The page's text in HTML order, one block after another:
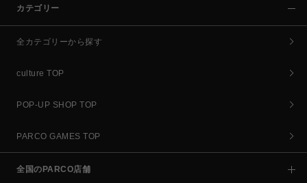
カテゴリー
全カテゴリーから探す
culture TOP
POP-UP SHOP TOP
PARCO GAMES TOP
全国のPARCO店舗